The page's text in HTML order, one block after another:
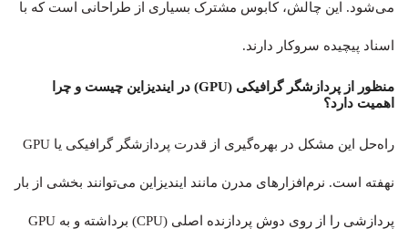
می‌شود. این چالش، کابوس مشترک بسیاری از طراحانی است که با
اسناد پیچیده سروکار دارند.
منظور از پردازشگر گرافیکی (GPU) در ایندیزاین چیست و چرا
اهمیت دارد؟
راه‌حل این مشکل در بهره‌گیری از قدرت پردازشگر گرافیکی یا GPU
نهفته است. نرم‌افزارهای مدرن مانند ایندیزاین می‌توانند بخشی از بار
پردازشی را از روی دوش پردازنده اصلی (CPU) برداشته و به GPU